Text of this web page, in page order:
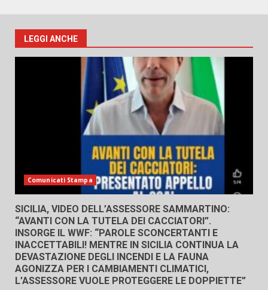
LEGGI ANCHE
Comunicati Stampa
SICILIA, VIDEO DELL’ASSESSORE SAMMARTINO:
“AVANTI CON LA TUTELA DEI CACCIATORI”.
INSORGE IL WWF: “PAROLE SCONCERTANTI E
INACCETTABILI! MENTRE IN SICILIA CONTINUA LA
DEVASTAZIONE DEGLI INCENDI E LA FAUNA
AGONIZZA PER I CAMBIAMENTI CLIMATICI,
L’ASSESSORE VUOLE PROTEGGERE LE DOPPIETTE”